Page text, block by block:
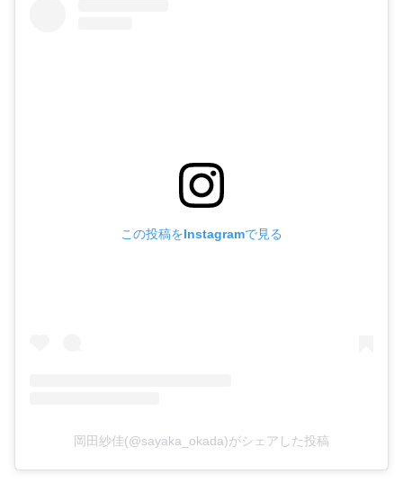
この投稿をInstagramで見る
岡田紗佳(@sayaka_okada)がシェアした投稿